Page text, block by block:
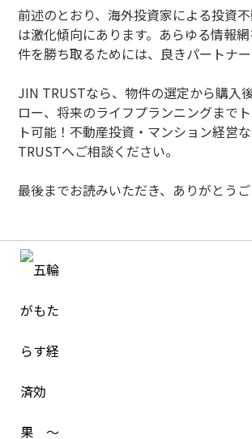
前述のとおり、海外投資家による投資
は激化傾向にあります。あらゆる情報
件を勝ち取るためには、良きパートナー
JIN TRUSTなら、物件の選定から購入
ロー、将来のライフプランニングまで
ト可能！不動産投資・マンション経営
TRUSTへご相談ください。
最後までお読みいただき、ありがとう